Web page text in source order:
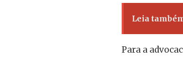
Leia
Para a